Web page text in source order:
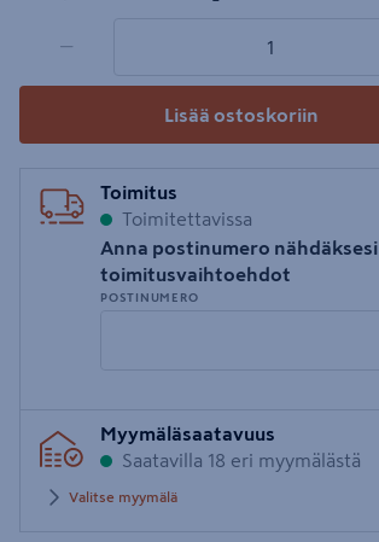
−
Lisää ostoskoriin
Toimitus
Toimitettavissa
Anna postinumero nähdäksesi
toimitusvaihtoehdot
POSTINUMERO
postinumero
Myymäläsaatavuus
Saatavilla 18 eri myymälästä
Valitse myymälä